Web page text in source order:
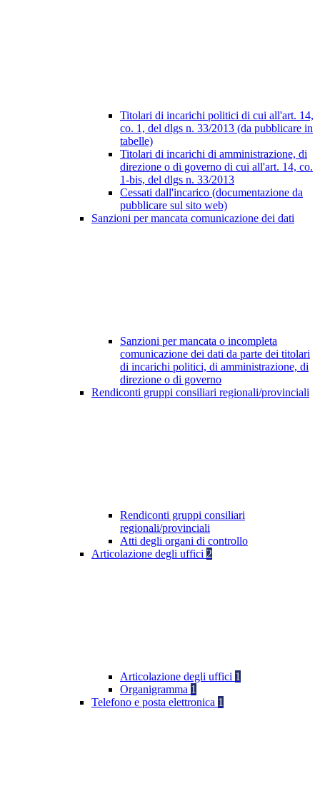
Titolari di incarichi politici di cui all'art. 14,
co. 1, del dlgs n. 33/2013 (da pubblicare in
tabelle)
Titolari di incarichi di amministrazione, di
direzione o di governo di cui all'art. 14, co.
1-bis, del dlgs n. 33/2013
Cessati dall'incarico (documentazione da
pubblicare sul sito web)
Sanzioni per mancata comunicazione dei dati
Sanzioni per mancata o incompleta
comunicazione dei dati da parte dei titolari
di incarichi politici, di amministrazione, di
direzione o di governo
Rendiconti gruppi consiliari regionali/provinciali
Rendiconti gruppi consiliari
regionali/provinciali
Atti degli organi di controllo
Articolazione degli uffici 2
Articolazione degli uffici 1
Organigramma 1
Telefono e posta elettronica 1